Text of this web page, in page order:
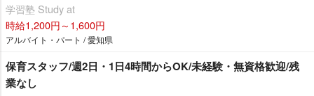
学習塾 Study at
時給1,200円～1,600円
アルバイト・パート / 愛知県
保育スタッフ/週2日・1日4時間からOK/未経験・無資格歓迎/残
業なし